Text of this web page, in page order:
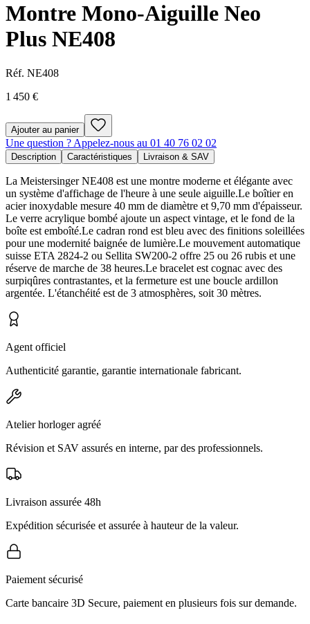
Montre Mono-Aiguille Neo
Plus NE408
Réf. NE408
1 450 €
Ajouter au panier
Une question ? Appelez-nous au 01 40 76 02 02
Description Caractéristiques Livraison & SAV
La Meistersinger NE408 est une montre moderne et élégante avec
un système d'affichage de l'heure à une seule aiguille.Le boîtier en
acier inoxydable mesure 40 mm de diamètre et 9,70 mm d'épaisseur.
Le verre acrylique bombé ajoute un aspect vintage, et le fond de la
boîte est emboîté.Le cadran rond est bleu avec des finitions soleillées
pour une modernité baignée de lumière.Le mouvement automatique
suisse ETA 2824-2 ou Sellita SW200-2 offre 25 ou 26 rubis et une
réserve de marche de 38 heures.Le bracelet est cognac avec des
surpiqûres contrastantes, et la fermeture est une boucle ardillon
argentée. L'étanchéité est de 3 atmosphères, soit 30 mètres.
Agent officiel
Authenticité garantie, garantie internationale fabricant.
Atelier horloger agréé
Révision et SAV assurés en interne, par des professionnels.
Livraison assurée 48h
Expédition sécurisée et assurée à hauteur de la valeur.
Paiement sécurisé
Carte bancaire 3D Secure, paiement en plusieurs fois sur demande.